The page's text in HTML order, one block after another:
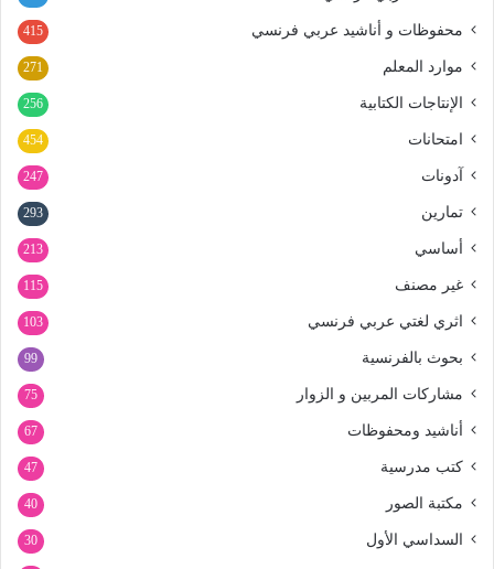
محفوظات و أناشيد عربي فرنسي 415
موارد المعلم 271
الإنتاجات الكتابية 256
امتحانات 454
آدونات 247
تمارين 293
أساسي 213
غير مصنف 115
اثري لغتي عربي فرنسي 103
بحوث بالفرنسية 99
مشاركات المربين و الزوار 75
أناشيد ومحفوظات 67
كتب مدرسية 47
مكتبة الصور 40
السداسي الأول 30